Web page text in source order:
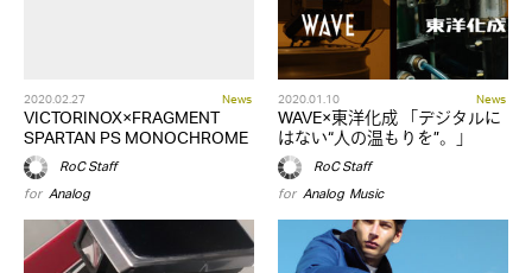
2020.02.27 News
VICTORINOX×FRAGMENT
SPARTAN PS MONOCHROME
RoC Staff
for Analog
2020.01.10 News
WAVE×東洋化成 「デジタルに
はない“人の温もりを”。」
RoC Staff
for Analog,Music